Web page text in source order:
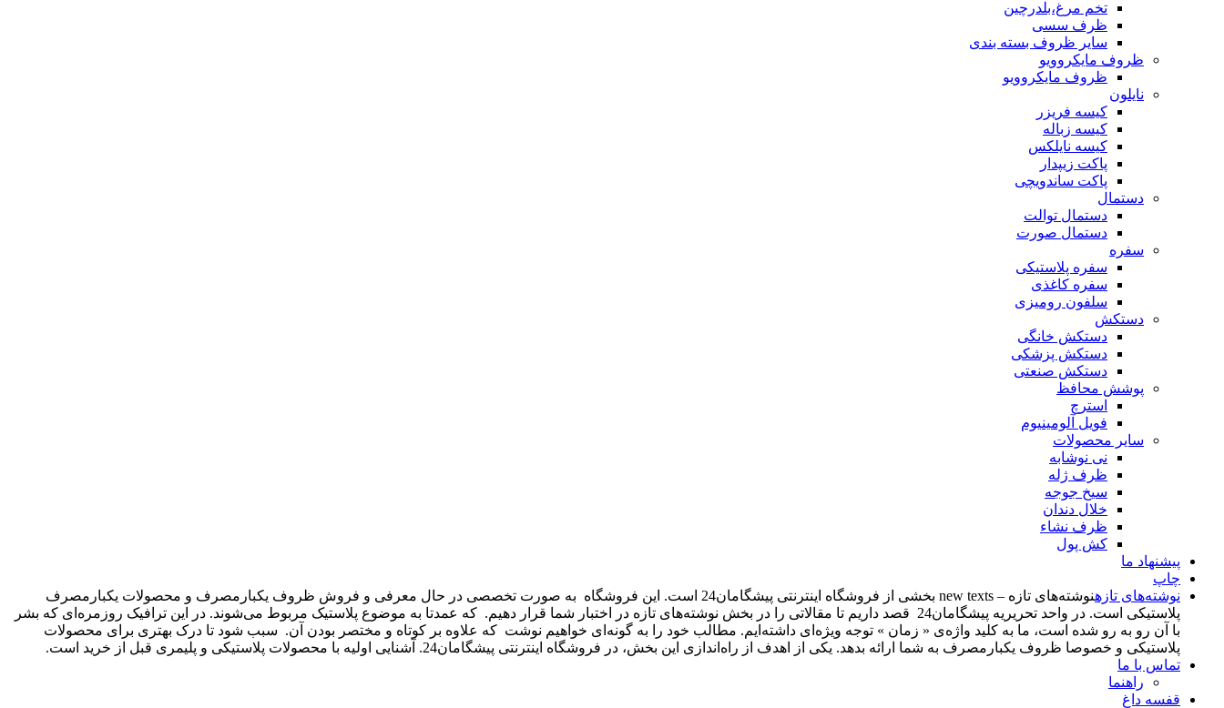
تخم مرغ،بلدرچین
ظرف سسی
سایر ظروف بسته بندی
ظروف مایکروویو
ظروف مایکروویو
نایلون
کیسه فریزر
کیسه زباله
کیسه نایلکس
پاکت زیپدار
پاکت ساندویچی
دستمال
دستمال توالت
دستمال صورت
سفره
سفره پلاستیکی
سفره کاغذی
سلفون رومیزی
دستکش
دستکش خانگی
دستکش پزشکی
دستکش صنعتی
پوشش محافظ
استرچ
فویل آلومینیوم
سایر محصولات
نی نوشابه
ظرف ژله
سیخ جوجه
خلال دندان
ظرف نشاء
کش پول
پیشنهاد ما
چاپ
نوشته‌های تازه
نوشته‌های تازه – new texts بخشی از فروشگاه اینترنتی پیشگامان24 است. این فروشگاه به صورت تخصصی در حال معرفی و فروش ظروف یکبارمصرف و محصولات یکبارمصرف
پلاستیکی است. در واحد تحریریه پیشگامان24 قصد داریم تا مقالاتی را در بخش نوشته‌های تازه در اختبار شما قرار دهیم. که عمدتا به موضوع پلاستیک مربوط می‌شوند. در این ترافیک روزمره‌ای که بشر
با آن رو به رو شده است، ما به کلید واژه‌ی « زمان » توجه ویژه‌ای داشته‌ایم. مطالب خود را به گونه‌ای خواهیم نوشت که علاوه بر کوتاه و مختصر بودن آن. سبب شود تا درک بهتری برای محصولات
پلاستیکی و خصوصا ظروف یکبارمصرف به شما ارائه بدهد. یکی از اهدف از راه‌اندازی این بخش، در فروشگاه اینترنتی پیشگامان24. آشنایی اولیه با محصولات پلاستیکی و پلیمری قبل از خرید است.
تماس با ما
راهنما
قفسه داغ